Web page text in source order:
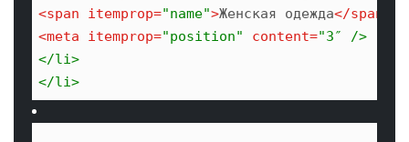
<span itemprop="name">Женская одежда</span
<meta itemprop="position" content="3″ />
</li>
</li>